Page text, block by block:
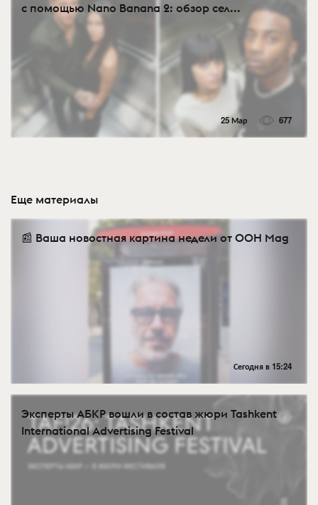
с помощью Nano Banana 2: обзор сел...
25 Мар 677
Еще материалы
📰 Ваша новостная картина недели от OOH Mag
Сегодня в 15:24
Эксперты АБКР вошли в состав жюри Tashkent
International Advertising Festival